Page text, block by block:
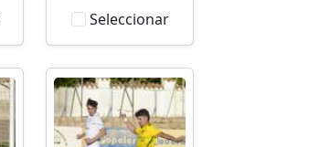
Seleccionar